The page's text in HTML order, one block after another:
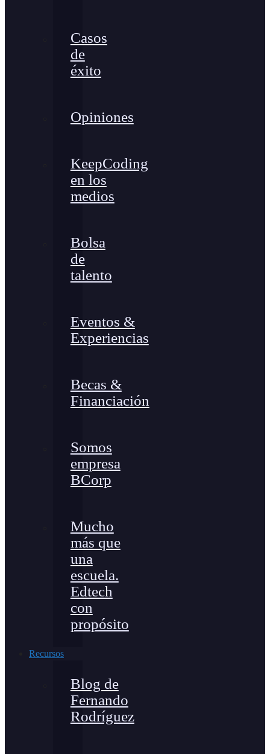
Casos
de
éxito
Opiniones
KeepCoding
en los
medios
Bolsa
de
talento
Eventos &
Experiencias
Becas &
Financiación
Somos
empresa
BCorp
Mucho
más que
una
escuela.
Edtech
con
propósito
Recursos
Blog de
Fernando
Rodríguez